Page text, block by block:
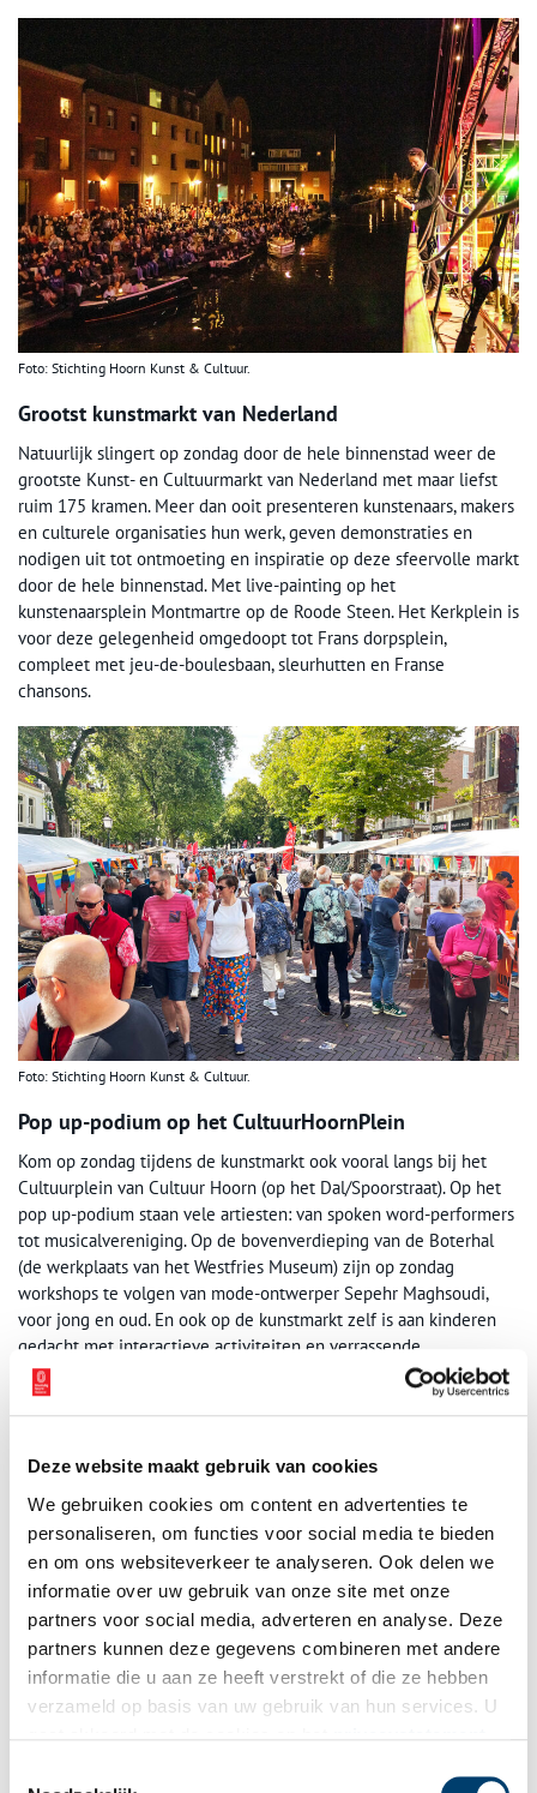
Deze website maakt gebruik van cookies
We gebruiken cookies om content en advertenties te
personaliseren, om functies voor social media te bieden
en om ons websiteverkeer te analyseren. Ook delen we
informatie over uw gebruik van onze site met onze
partners voor social media, adverteren en analyse. Deze
partners kunnen deze gegevens combineren met andere
informatie die u aan ze heeft verstrekt of die ze hebben
verzameld op basis van uw gebruik van hun services. U
Foto: Stichting Hoorn Kunst & Cultuur.
Grootst kunstmarkt van Nederland
Natuurlijk slingert op zondag door de hele binnenstad weer de
grootste Kunst- en Cultuurmarkt van Nederland met maar liefst
ruim 175 kramen. Meer dan ooit presenteren kunstenaars, makers
en culturele organisaties hun werk, geven demonstraties en
nodigen uit tot ontmoeting en inspiratie op deze sfeervolle markt
door de hele binnenstad. Met live-painting op het
kunstenaarsplein Montmartre op de Roode Steen. Het Kerkplein is
voor deze gelegenheid omgedoopt tot Frans dorpsplein,
compleet met jeu-de-boulesbaan, sleurhutten en Franse
chansons.
Foto: Stichting Hoorn Kunst & Cultuur.
Pop up-podium op het CultuurHoornPlein
Kom op zondag tijdens de kunstmarkt ook vooral langs bij het
Cultuurplein van Cultuur Hoorn (op het Dal/Spoorstraat). Op het
pop up-podium staan vele artiesten: van spoken word-performers
tot musicalvereniging. Op de bovenverdieping van de Boterhal
(de werkplaats van het Westfries Museum) zijn op zondag
workshops te volgen van mode-ontwerper Sepehr Maghsoudi,
voor jong en oud. En ook op de kunstmarkt zelf is aan kinderen
gedacht met interactieve activiteiten en verrassende
voorstellingen tussen en bij de kramen.